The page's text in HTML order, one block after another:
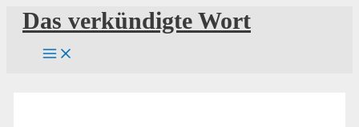
Zum
Inhalt
springen
Das verkündigte Wort